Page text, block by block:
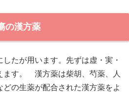
の漢方薬
たが用います。先ずは虚・実・
ます。 漢方薬は柴胡、芍薬、人
の生薬が配合された漢方薬をよ